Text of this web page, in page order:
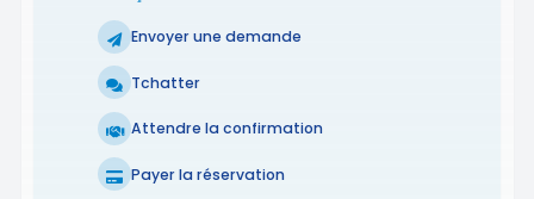
Envoyer une demande
Tchatter
Attendre la confirmation
Payer la réservation